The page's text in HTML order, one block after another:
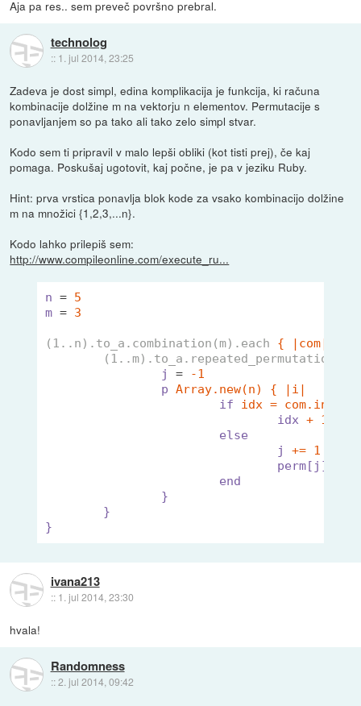
Aja pa res.. sem preveč površno prebral.
technolog
:: 1. jul 2014, 23:25
Zadeva je dost simpl, edina komplikacija je funkcija, ki računa
kombinacije dolžine m na vektorju n elementov. Permutacije s
ponavljanjem so pa tako ali tako zelo simpl stvar.
Kodo sem ti pripravil v malo lepši obliki (kot tisti prej), če kaj
pomaga. Poskušaj ugotovit, kaj počne, je pa v jeziku Ruby.
Hint: prva vrstica ponavlja blok kode za vsako kombinacijo dolžine
m na množici {1,2,3,...n}.
Kodo lahko prilepiš sem:
http://www.compileonline.com/execute_ru...
n = 5
m = 3
(1..n).to_a.combination(m).each
{ |com|
(1..m).to_a.repeated_permutation(n-
j
=
-1
p Array.new(n) { |i|
if
idx =
idx + 1
else
j
+= 1
perm[j]
end
}
}
}
ivana213
:: 1. jul 2014, 23:30
hvala!
Randomness
::2. jul 2014, 09:42